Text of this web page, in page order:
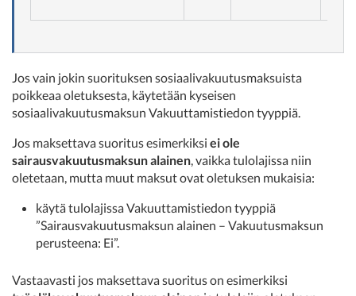
Jos vain jokin suorituksen sosiaalivakuutusmaksuista
poikkeaa oletuksesta, käytetään kyseisen
sosiaalivakuutusmaksun Vakuuttamistiedon tyyppiä.
Jos maksettava suoritus esimerkiksi ei ole
sairausvakuutusmaksun alainen, vaikka tulolajissa niin
oletetaan, mutta muut maksut ovat oletuksen mukaisia:
käytä tulolajissa Vakuuttamistiedon tyyppiä
”Sairausvakuutusmaksun alainen – Vakuutusmaksun
perusteena: Ei”.
Vastaavasti jos maksettava suoritus on esimerkiksi